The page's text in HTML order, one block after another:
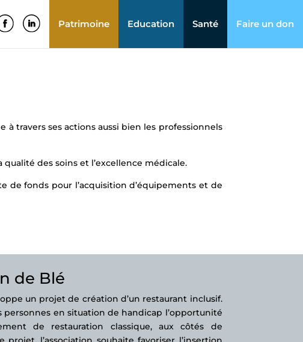
Patrimoine Education Santé Faire un don
à travers ses actions aussi bien les professionnels
qualité des soins et l’excellence médicale.
de fonds pour l’acquisition d’équipements et de
de Blé
un projet de création d’un restaurant inclusif.
en situation de handicap l’opportunité
de restauration classique, aux côtés de